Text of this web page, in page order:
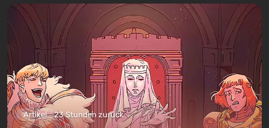
Artikel 23 Stunden zurück